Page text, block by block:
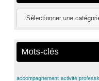
Articles
par
Mots-clés
accompagnement activité